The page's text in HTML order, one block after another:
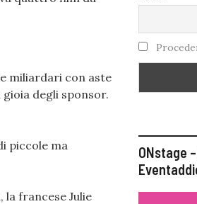
miliardari con aste
degli sponsor.
piccole ma
la francese Julie
ONstage